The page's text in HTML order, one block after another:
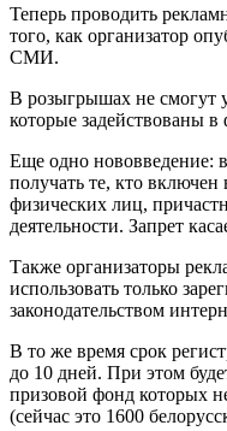
Теперь проводить
того, как организатор
СМИ.
В розыгрышах не смогут
которые задействованы
Еще одно нововведение:
получать те, кто включен
физических лиц,
деятельности. Запрет
Также организаторы
использовать только
законодательством
В то же время срок
до 10 дней. При этом
призовой фонд которых
(сейчас это 1600